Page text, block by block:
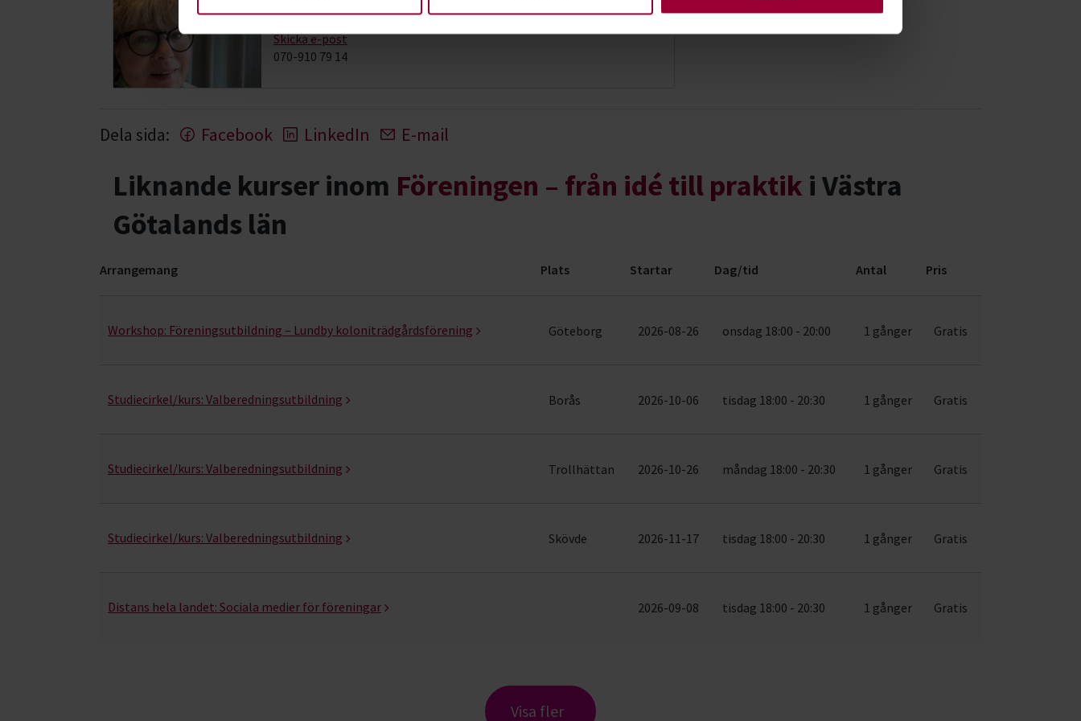
Folkbildningsutvecklare Natur
Skicka e-post
070-910 79 14
Dela sida: Facebook LinkedIn E-mail
Liknande kurser inom Föreningen – från idé till praktik i Västra
Götalands län
Arrangemang Plats Startar Dag/tid Antal Pris
Workshop: Föreningsutbildning – Lundby koloniträdgårdsförening Göteborg 2026-08-26 onsdag 18:00 - 20:00 1 gånger Gratis
Studiecirkel/kurs: Valberedningsutbildning Borås 2026-10-06 tisdag 18:00 - 20:30 1 gånger Gratis
Studiecirkel/kurs: Valberedningsutbildning Trollhättan 2026-10-26 måndag 18:00 - 20:30 1 gånger Gratis
Studiecirkel/kurs: Valberedningsutbildning Skövde 2026-11-17 tisdag 18:00 - 20:30 1 gånger Gratis
Distans hela landet: Sociala medier för föreningar 2026-09-08 tisdag 18:00 - 20:30 1 gånger Gratis
Visa fler